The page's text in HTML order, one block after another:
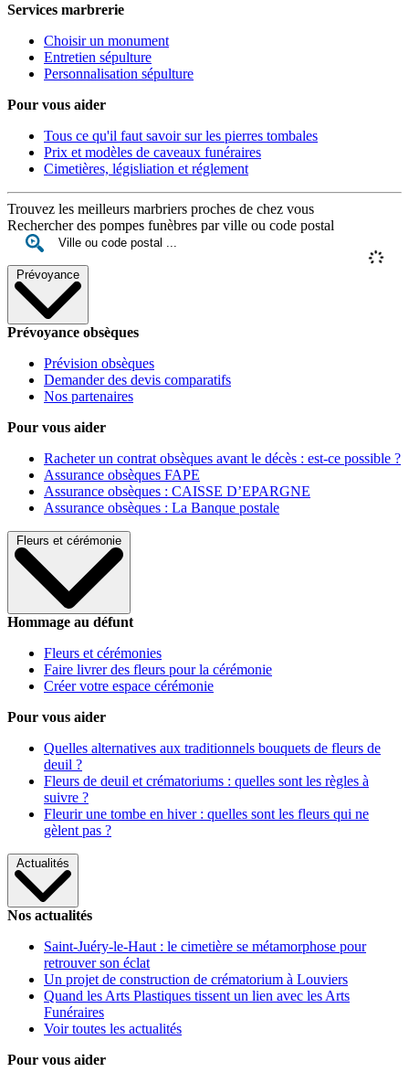
Services marbrerie
Choisir un monument
Entretien sépulture
Personnalisation sépulture
Pour vous aider
Tous ce qu'il faut savoir sur les pierres tombales
Prix et modèles de caveaux funéraires
Cimetières, législiation et réglement
Trouvez les meilleurs marbriers proches de chez vous
Rechercher des pompes funèbres par ville ou code postal
Prévoyance
Prévoyance obsèques
Prévision obsèques
Demander des devis comparatifs
Nos partenaires
Pour vous aider
Racheter un contrat obsèques avant le décès : est-ce possible ?
Assurance obsèques FAPE
Assurance obsèques : CAISSE D’EPARGNE
Assurance obsèques : La Banque postale
Fleurs et cérémonie
Hommage au défunt
Fleurs et cérémonies
Faire livrer des fleurs pour la cérémonie
Créer votre espace cérémonie
Pour vous aider
Quelles alternatives aux traditionnels bouquets de fleurs de
deuil ?
Fleurs de deuil et crématoriums : quelles sont les règles à
suivre ?
Fleurir une tombe en hiver : quelles sont les fleurs qui ne
gèlent pas ?
Actualités
Nos actualités
Saint-Juéry-le-Haut : le cimetière se métamorphose pour
retrouver son éclat
Un projet de construction de crématorium à Louviers
Quand les Arts Plastiques tissent un lien avec les Arts
Funéraires
Voir toutes les actualités
Pour vous aider